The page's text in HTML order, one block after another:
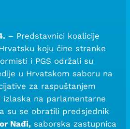
– Predstavnici koalicije
koju čine stranke
i PGS održali su
u Hrvatskom saboru na
za raspuštanjem
izlaska na parlamentarne
su se obratili predsjednik
Nađi, saborska zastupnica